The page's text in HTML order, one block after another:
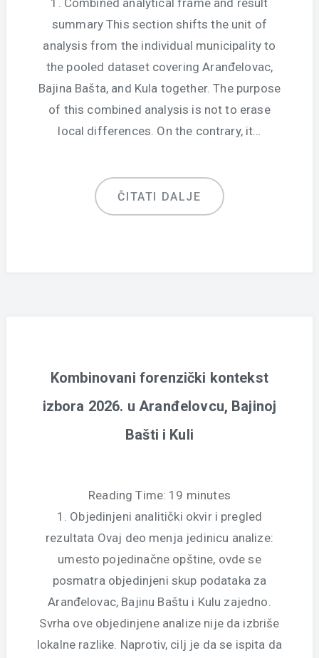
summary This section shifts the unit of
analysis from the individual municipality to
the pooled dataset covering Aranđelovac,
Bajina Bašta, and Kula together. The purpose
of this combined analysis is not to erase
local differences. On the contrary, it…
ČITATI DALJE
Kombinovani forenzički kontekst
izbora 2026. u Aranđelovcu, Bajinoj
Bašti i Kuli
Reading Time: 19 minutes
1. Objedinjeni analitički okvir i pregled
rezultata Ovaj deo menja jedinicu analize:
umesto pojedinačne opštine, ovde se
posmatra objedinjeni skup podataka za
Aranđelovac, Bajinu Baštu i Kulu zajedno.
Svrha ove objedinjene analize nije da izbriše
lokalne razlike. Naprotiv, cilj je da se ispita da